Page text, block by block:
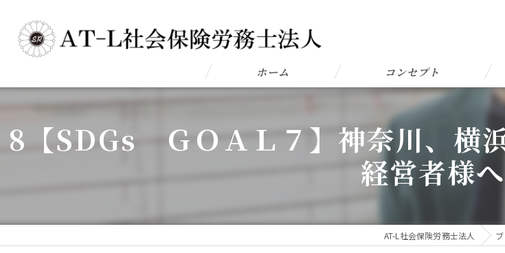
ホーム コンセプト
8【SDGs ＧＯＡＬ７】神奈川、横
経営者様
AT-L社会保険労務士法人